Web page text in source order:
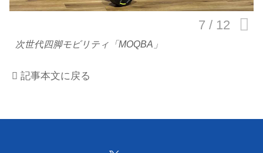
利用規約
プライバシーポリシー
次世代四脚モビリティ「MOQBA」
記事本文に戻る